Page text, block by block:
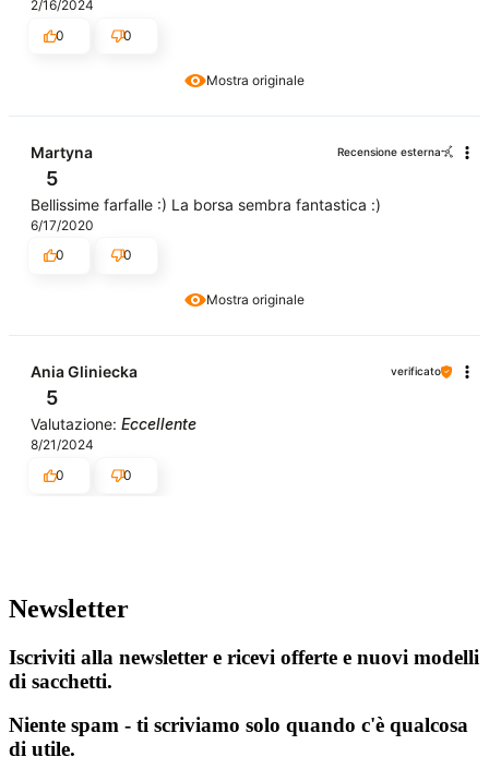
Mostra originale
2/16/2024
0
0
Mostra originale
Martyna Recensione esterna
5
Bellissime farfalle :) La borsa sembra fantastica :)
6/17/2020
0
0
Ania Gliniecka verificato
5
Valutazione: Eccellente
8/21/2024
0
0
Newsletter
Iscriviti alla newsletter e ricevi offerte e nuovi modelli
di sacchetti.
Niente spam - ti scriviamo solo quando c'è qualcosa
di utile.